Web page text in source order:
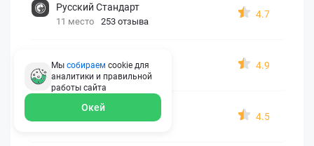
Русский Стандарт
11 место 253 отзыва
4.7
12 место 162 отзыва
4.9
СберСтрахование
13 место 326 отзывов
4.5
Мы собираем cookie для
аналитики и правильной
работы сайта
Окей